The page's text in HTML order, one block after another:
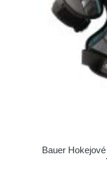
Bauer